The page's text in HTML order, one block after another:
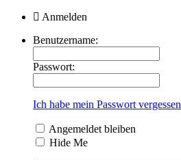
Anmelden
Benutzername:
Passwort:
Ich habe mein Passwort vergessen
Angemeldet bleiben
Hide Me